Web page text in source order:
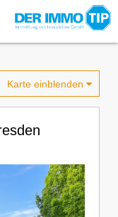
Karte einblenden